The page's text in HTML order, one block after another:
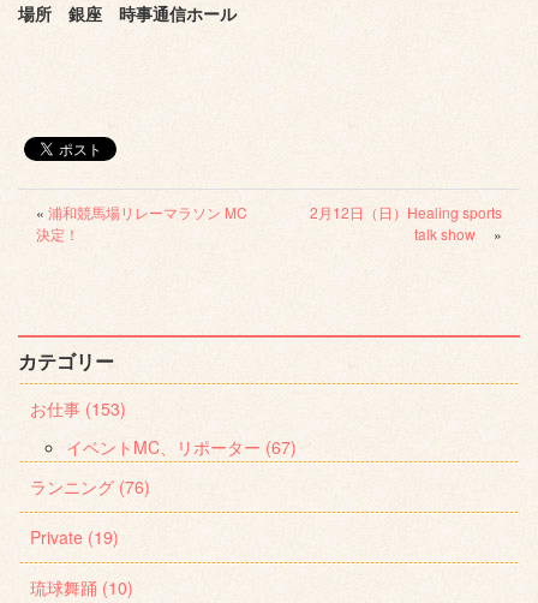
場所 銀座 時事通信ホール
« 浦和競馬場リレーマラソン MC
決定！
2月12日（日）Healing sports
talk show
»
カテゴリー
お仕事 (153)
イベントMC、リポーター (67)
ランニング (76)
Private (19)
琉球舞踊 (10)